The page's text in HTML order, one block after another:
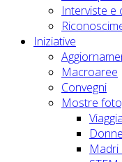
Interviste e
Iniziative
Macroaree
Convegni
Mostre
Madri